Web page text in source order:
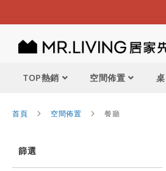
TOP熱銷 空間佈置
首頁 空間佈置 餐廳
篩選